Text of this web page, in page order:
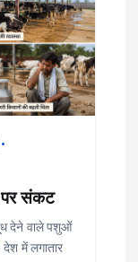
पर संकट
देने वाले पशुओं
देश में लगातार